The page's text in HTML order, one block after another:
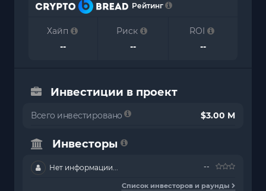
Рейтинг
Хайп
--
Риск
--
ROI
--
Инвестиции в проект
Всего инвестировано $3.00 M
Инвесторы
Нет информации... --
Список инвесторов и раунды